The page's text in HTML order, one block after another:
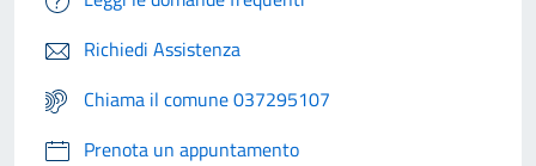
Richiedi Assistenza
Chiama il comune 037295107
Prenota un appuntamento